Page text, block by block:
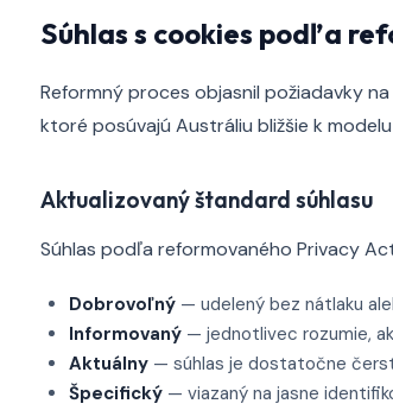
Súhlas s cookies podľa
Reformný proces objasnil požiadavky
ktoré posúvajú Austráliu bližšie k
Aktualizovaný štandard súhlasu
Súhlas podľa reformovaného Privacy
Dobrovoľný — udelený bez nátlaku
Informovaný — jednotlivec rozumie,
Aktuálny — súhlas je dostatočne
Špecifický — viazaný na jasne